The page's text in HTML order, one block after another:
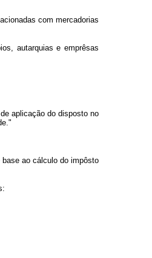
com mercadorias
autarquias e emprêsas
aplicação do disposto no
ao cálculo do impôsto